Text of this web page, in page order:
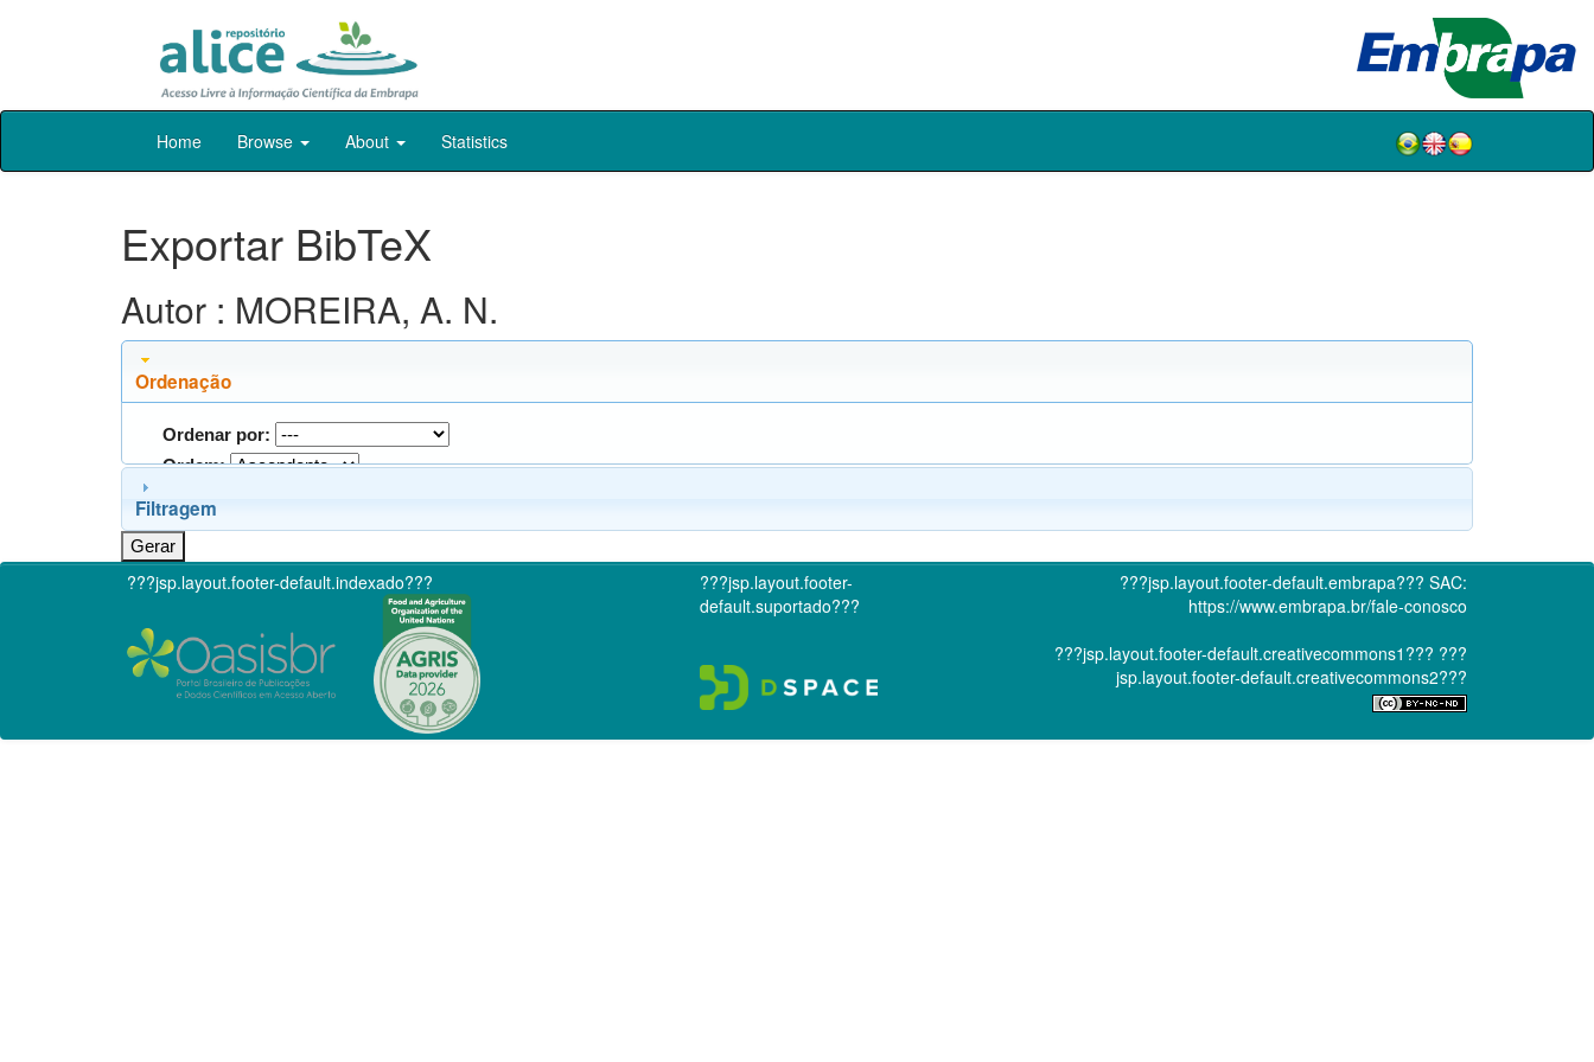
Skip
Home Browse About Statistics
Exportar BibTeX
Autor : MOREIRA, A. N.
Ordenação
Ordenar por:
Ordem:
Filtragem
???jsp.layout.footer-default.indexado???
???jsp.layout.footer-
default.suportado???
???jsp.layout.footer-default.embrapa??? SAC:
https://www.embrapa.br/fale-conosco
???jsp.layout.footer-default.creativecommons1??? ???
jsp.layout.footer-default.creativecommons2???